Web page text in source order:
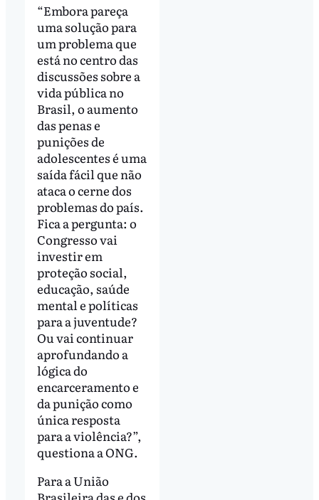
“Embora pareça
uma solução para
um problema que
está no centro das
discussões sobre a
vida pública no
Brasil, o aumento
das penas e
punições de
adolescentes é uma
saída fácil que não
ataca o cerne dos
problemas do país.
Fica a pergunta: o
Congresso vai
investir em
proteção social,
educação, saúde
mental e políticas
para a juventude?
Ou vai continuar
aprofundando a
lógica do
encarceramento e
da punição como
única resposta
para a violência?”,
questiona a ONG.
Para a União